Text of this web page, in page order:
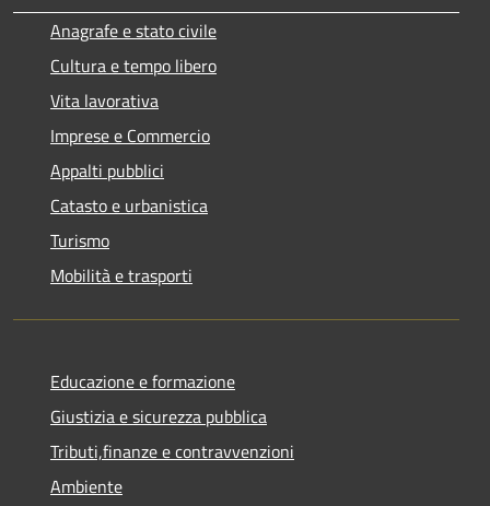
Anagrafe e stato civile
Cultura e tempo libero
Vita lavorativa
Imprese e Commercio
Appalti pubblici
Catasto e urbanistica
Turismo
Mobilità e trasporti
Educazione e formazione
Giustizia e sicurezza pubblica
Tributi,finanze e contravvenzioni
Ambiente